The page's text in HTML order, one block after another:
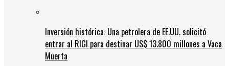
Inversión histórica: Una petrolera de EE.UU. solicitó
entrar al RIGI para destinar US$ 13.800 millones a Vaca
Muerta